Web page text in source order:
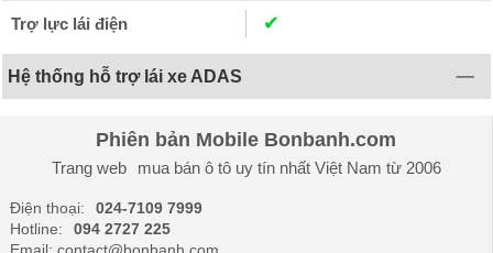
Trợ lực lái điện ✔︎
Hệ thống hỗ trợ lái xe ADAS
Phiên bản Mobile Bonbanh.com
Trang web mua bán ô tôuy tín nhất Việt Nam từ 2006
Điện thoại:
024-7109 7999
Hotline:
094 2727 225